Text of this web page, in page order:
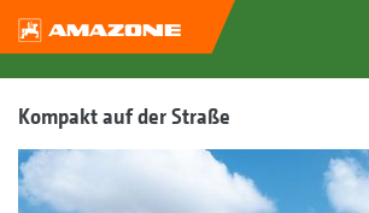
Kompakt auf der Straße